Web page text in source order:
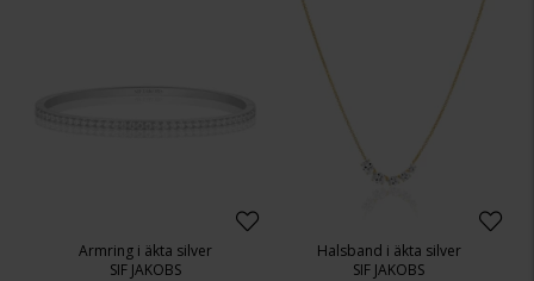
Armring i äkta silver
SIF JAKOBS
Halsband i äkta silver
SIF JAKOBS